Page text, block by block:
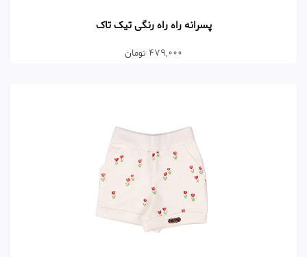
پسرانه راه راه رنگی تیک تاک
479,000 تومان